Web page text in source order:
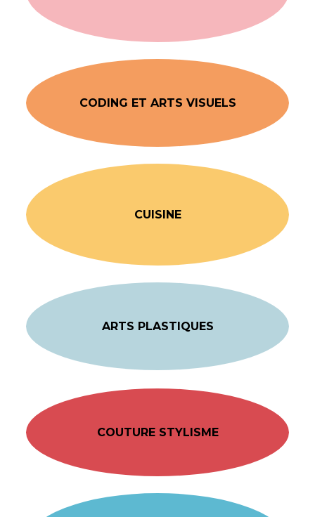
CODING ET ARTS VISUELS
CUISINE
ARTS PLASTIQUES
COUTURE STYLISME